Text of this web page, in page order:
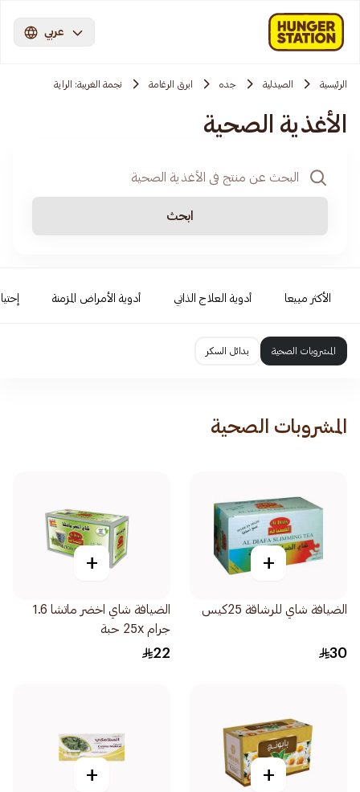
عربي
الرئيسية الصيدلية جده ابرق الرغامة نجمة الغربية: الراية
الأغذية الصحية
ابحث
الأكثر مبيعا أدوية العلاج الذاتي أدوية الأمراض المزمنة
المشروبات الصحية بدائل السكر
المشروبات الصحية
+
الضيافة شاي للرشاقة 25كيس
30
+
الضيافة شاي اخضر ماتشا 1.6
جرام 25x حبة
22
+
+